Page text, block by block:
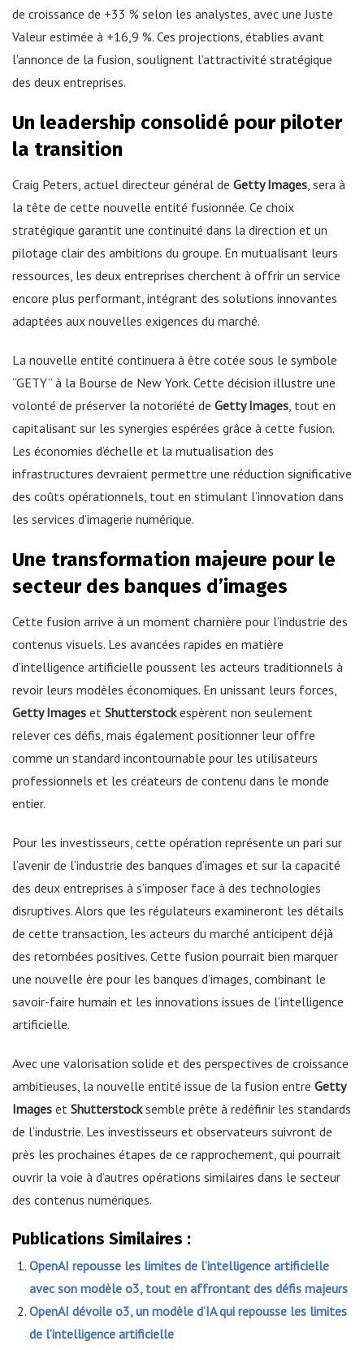
de croissance de +33 % selon les analystes, avec une Juste
Valeur estimée à +16,9 %. Ces projections, établies avant
l’annonce de la fusion, soulignent l’attractivité stratégique
des deux entreprises.
Un leadership consolidé pour piloter
la transition
Craig Peters, actuel directeur général de Getty Images , sera à
la tête de cette nouvelle entité fusionnée. Ce choix
stratégique garantit une continuité dans la direction et un
pilotage clair des ambitions du groupe. En mutualisant leurs
ressources, les deux entreprises cherchent à offrir un service
encore plus performant, intégrant des solutions innovantes
adaptées aux nouvelles exigences du marché.
La nouvelle entité continuera à être cotée sous le symbole
“GETY” à la Bourse de New York. Cette décision illustre une
volonté de préserver la notoriété de Getty Images , tout en
capitalisant sur les synergies espérées grâce à cette fusion.
Les économies d’échelle et la mutualisation des
infrastructures devraient permettre une réduction significative
des coûts opérationnels, tout en stimulant l’innovation dans
les services d’imagerie numérique.
Une transformation majeure pour le
secteur des banques d’images
Cette fusion arrive à un moment charnière pour l’industrie des
contenus visuels. Les avancées rapides en matière
d’intelligence artificielle poussent les acteurs traditionnels à
revoir leurs modèles économiques. En unissant leurs forces,
Getty Images et Shutterstockespèrent non seulement
relever ces défis, mais également positionner leur offre
comme un standard incontournable pour les utilisateurs
professionnels et les créateurs de contenu dans le monde
entier.
Pour les investisseurs, cette opération représente un pari sur
l’avenir de l’industrie des banques d’images et sur la capacité
des deux entreprises à s’imposer face à des technologies
disruptives. Alors que les régulateurs examineront les détails
de cette transaction, les acteurs du marché anticipent déjà
des retombées positives. Cette fusion pourrait bien marquer
une nouvelle ère pour les banques d’images, combinant le
savoir-faire humain et les innovations issues de l’intelligence
artificielle.
Avec une valorisation solide et des perspectives de croissance
ambitieuses, la nouvelle entité issue de la fusion entre Getty
Images et Shutterstocksemble prête à redéfinir les standards
de l’industrie. Les investisseurs et observateurs suivront de
près les prochaines étapes de ce rapprochement, qui pourrait
ouvrir la voie à d’autres opérations similaires dans le secteur
des contenus numériques.
Publications Similaires :
OpenAI repousse les limites de l’intelligence artificielle
avec son modèle o3, tout en affrontant des défis majeurs
OpenAI dévoile o3, un modèle d’IA qui repousse les limites
de l’intelligence artificielle